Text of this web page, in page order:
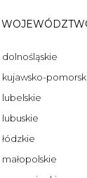
dolnośląskie
kujawsko-
lubelskie
lubuskie
łódzkie
małopolskie